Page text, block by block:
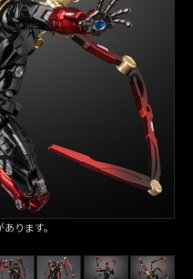
ります。